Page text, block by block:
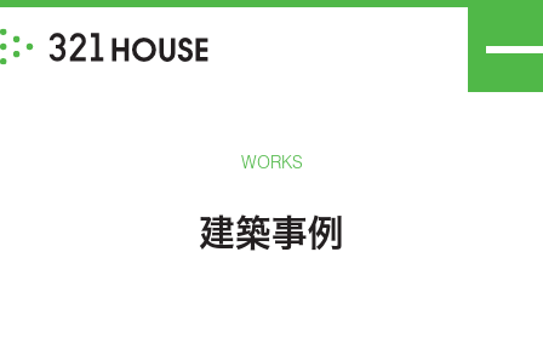
WORKS
建築事例